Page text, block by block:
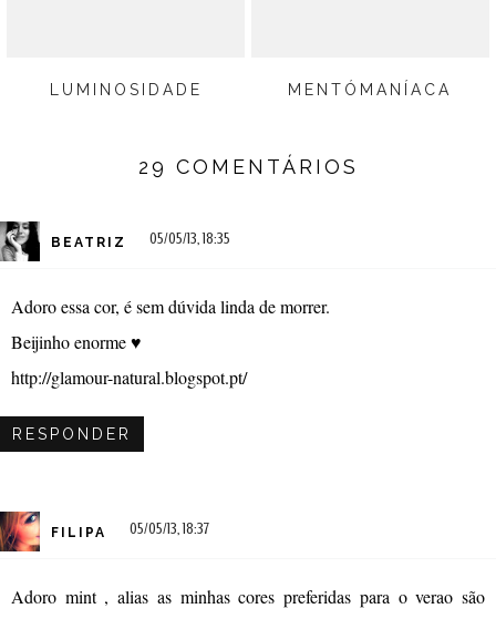
LUMINOSIDADE MENTÓMANÍACA
29 COMENTÁRIOS
BEATRIZ 05/05/13, 18:35
Adoro essa cor, é sem dúvida linda de morrer.
Beijinho enorme ♥
http://glamour-natural.blogspot.pt/
RESPONDER
FILIPA 05/05/13, 18:37
Adoro mint , alias as minhas cores preferidas para o verao são